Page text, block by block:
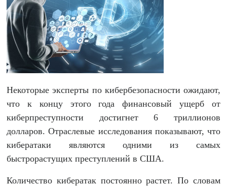
Некоторые эксперты по кибербезопасности ожидают,
что к концу этого года финансовый ущерб от
киберпреступности достигнет 6 триллионов
долларов. Отраслевые исследования показывают, что
кибератаки являются одними из самых
быстрорастущих преступлений в США.
Количество кибератак постоянно растет. По словам